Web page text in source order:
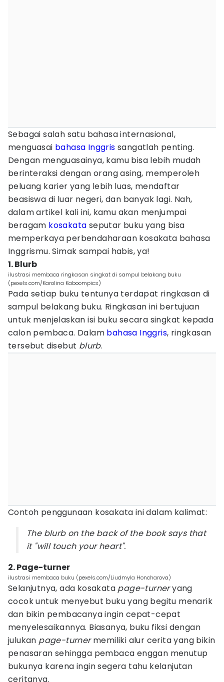
Sebagai salah satu bahasa internasional,
menguasai bahasa Inggris sangatlah penting.
Dengan menguasainya, kamu bisa lebih mudah
berinteraksi dengan orang asing, memperoleh
peluang karier yang lebih luas, mendaftar
beasiswa di luar negeri, dan banyak lagi. Nah,
dalam artikel kali ini, kamu akan menjumpai
beragam kosakata seputar buku yang bisa
memperkaya perbendaharaan kosakata bahasa
Inggrismu. Simak sampai habis, ya!
1. Blurb
ilustrasi membaca ringkasan singkat di sampul belakang buku
(pexels.com/Karolina Kaboompics)
Pada setiap buku tentunya terdapat ringkasan di
sampul belakang buku. Ringkasan ini bertujuan
untuk menjelaskan isi buku secara singkat kepada
calon pembaca. Dalam bahasa Inggris, ringkasan
tersebut disebut blurb.
Contoh penggunaan kosakata ini dalam kalimat:
The blurb on the back of the book says that
it "will touch your heart".
2. Page-turner
ilustrasi membaca buku (pexels.com/Liudmyla Honcharova)
Selanjutnya, ada kosakata page-turneryang
cocok untuk menyebut buku yang begitu menarik
dan bikin pembacanya ingin cepat-cepat
menyelesaikannya. Biasanya, buku fiksi dengan
julukan page-turnermemiliki alur cerita yang bikin
penasaran sehingga pembaca enggan menutup
bukunya karena ingin segera tahu kelanjutan
ceritanya.